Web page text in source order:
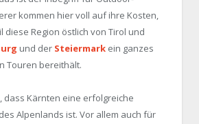
kommen hier voll auf ihre Kosten,
diese Region östlich von Tirol und
und der Steiermark ein ganzes
Touren bereithält.
dass Kärnten eine erfolgreiche
Alpenlands ist. Vor allem auch für